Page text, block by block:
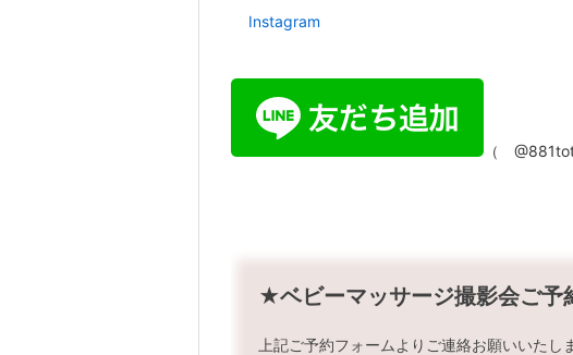
Instagram
（
★ベビーマッサージ撮影会ご
上記ご予約フォームよりご連絡お願いいたし